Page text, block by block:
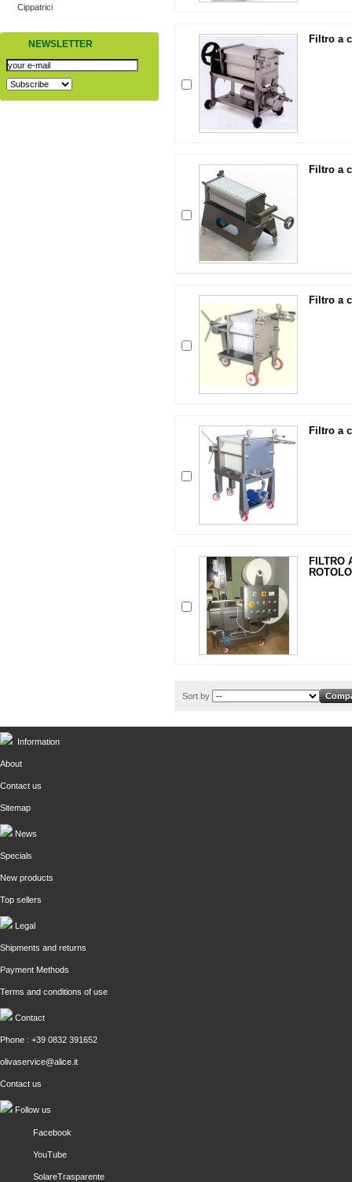
Cippatrici
NEWSLETTER Filtro a
Filtro a
Filtro a
Filtro a
FILTRO
ROTOLO
Sort by
Information
About
Contact us
Sitemap
News
Specials
New products
Top sellers
Legal
Shipments and returns
Payment Methods
Terms and conditions of use
Contact
Phone : +39 0832 391652
olivaservice@alice.it
Contact us
Follow us
Facebook
YouTube
SolareTrasparente